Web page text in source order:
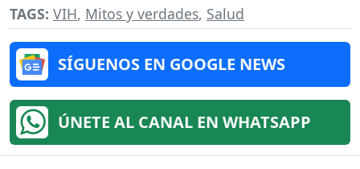
TAGS: VIH, Mitos y verdades, Salud
SÍGUENOS EN GOOGLE NEWS
ÚNETE AL CANAL EN WHATSAPP